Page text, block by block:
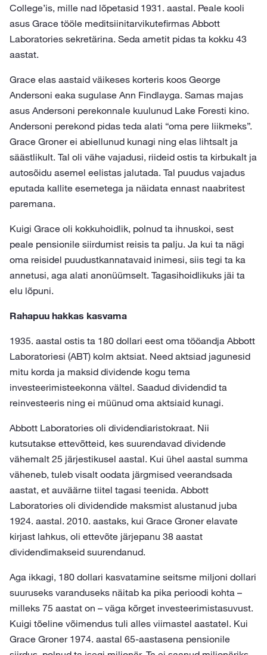
College’is, mille nad lõpetasid 1931. aastal. Peale kooli
asus Grace tööle meditsiinitarvikutefirmas Abbott
Laboratories sekretärina. Seda ametit pidas ta kokku 43
aastat.
Grace elas aastaid väikeses korteris koos George
Andersoni eaka sugulase Ann Findlayga. Samas majas
asus Andersoni perekonnale kuulunud Lake Foresti kino.
Andersoni perekond pidas teda alati “oma pere liikmeks”.
Grace Groner ei abiellunud kunagi ning elas lihtsalt ja
säästlikult. Tal oli vähe vajadusi, riideid ostis ta kirbukalt ja
autosõidu asemel eelistas jalutada. Tal puudus vajadus
eputada kallite esemetega ja näidata ennast naabritest
paremana.
Kuigi Grace oli kokkuhoidlik, polnud ta ihnuskoi, sest
peale pensionile siirdumist reisis ta palju. Ja kui ta nägi
oma reisidel puudustkannatavaid inimesi, siis tegi ta ka
annetusi, aga alati anonüümselt. Tagasihoidlikuks jäi ta
elu lõpuni.
Rahapuu hakkas kasvama
1935. aastal ostis ta 180 dollari eest oma tööandja Abbott
Laboratoriesi (ABT) kolm aktsiat. Need aktsiad jagunesid
mitu korda ja maksid dividende kogu tema
investeerimisteekonna vältel. Saadud dividendid ta
reinvesteeris ning ei müünud oma aktsiaid kunagi.
Abbott Laboratories oli dividendiaristokraat. Nii
kutsutakse ettevõtteid, kes suurendavad dividende
vähemalt 25 järjestikusel aastal. Kui ühel aastal summa
väheneb, tuleb visalt oodata järgmised veerandsada
aastat, et auväärne tiitel tagasi teenida. Abbott
Laboratories oli dividendide maksmist alustanud juba
1924. aastal. 2010. aastaks, kui Grace Groner elavate
kirjast lahkus, oli ettevõte järjepanu 38 aastat
dividendimakseid suurendanud.
Aga ikkagi, 180 dollari kasvatamine seitsme miljoni dollari
suuruseks varanduseks näitab ka pika perioodi kohta –
milleks 75 aastat on – väga kõrget investeerimistasuvust.
Kuigi tõeline võimendus tuli alles viimastel aastatel. Kui
Grace Groner 1974. aastal 65-aastasena pensionile